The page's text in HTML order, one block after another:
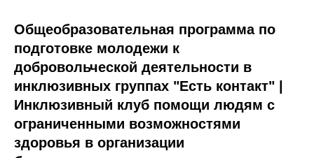
Общеобразовательная программа по
подготовке молодежи к
добровольческой деятельности в
инклюзивных группах "Есть контакт" |
Инклюзивный клуб помощи людям с
ограниченными возможностями
здоровья в организации